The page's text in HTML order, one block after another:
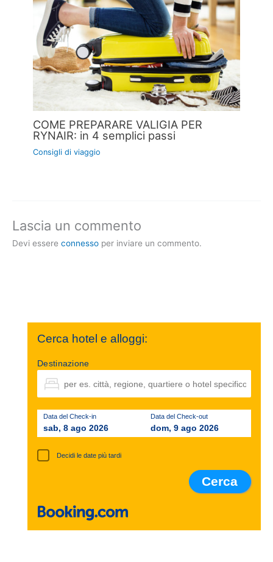
COME PREPARARE VALIGIA PER
RYNAIR: in 4 semplici passi
Consigli di viaggio
Lascia un commento
Devi essere connesso per inviare un commento.
Cerca hotel e alloggi:
Destinazione
Data del Check-in
sab, 8 ago 2026
Data del Check-out
dom, 9 ago 2026
Decidi le date più tardi